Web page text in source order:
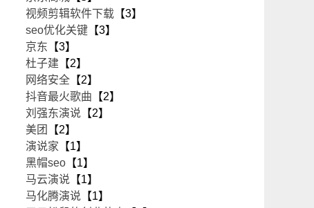
视频剪辑软件下载 【3】
seo优化关键 【3】
京东 【3】
杜子建 【2】
网络安全 【2】
抖音最火歌曲 【2】
刘强东演说 【2】
美团
【2】
演说家 【1】
黑帽seo 【1】
马云演说 【1】
马化腾演说 【1】